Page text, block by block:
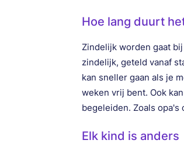
Hoe lang duurt
Zindelijk worden gaat
zindelijk, geteld vanaf
kan sneller gaan als je
weken vrij bent. Ook
begeleiden. Zoals opa's
Elk kind is anders